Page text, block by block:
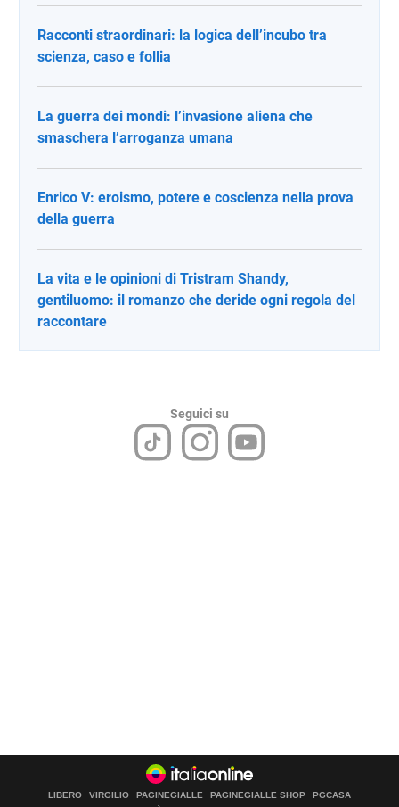
Racconti straordinari: la logica dell’incubo tra
scienza, caso e follia
La guerra dei mondi: l’invasione aliena che
smaschera l’arroganza umana
Enrico V: eroismo, potere e coscienza nella prova
della guerra
La vita e le opinioni di Tristram Shandy,
gentiluomo: il romanzo che deride ogni regola del
raccontare
Seguici su
LIBERO VIRGILIO PAGINEGIALLE PAGINEGIALLE SHOP
PGCASA